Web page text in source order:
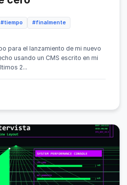
#tiempo
#finalmente
para el lanzamiento de mi nuevo
usando un CMS escrito en mi
2...